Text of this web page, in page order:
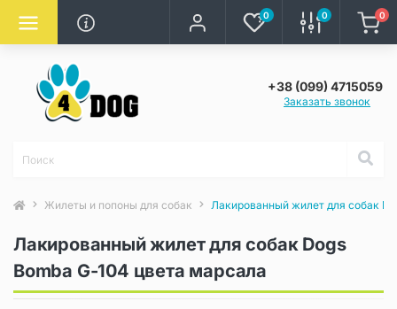
0 0 0
+38 (099) 4715059
Заказать звонок
Жилеты и попоны для собак Лакированный жилет для собак
Лакированный жилет для собак Dogs
Bomba G-104 цвета марсала